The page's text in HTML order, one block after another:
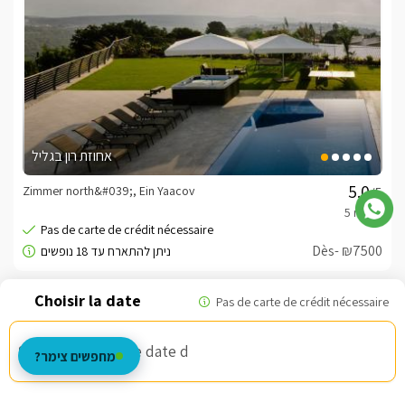
Choisissez une date d
אחוזת רון בגליל
/5
Zimmer north&#039;, Ein Yaacov
Dès- ₪7500
מחפשים צימר?